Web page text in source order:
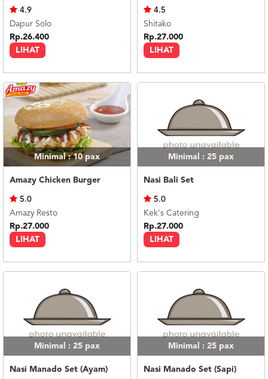
LIHAT
4.9
Dapur Solo
Rp.26.400
LIHAT
4.5
Shitako
Rp.27.000
Minimal : 10pax
Amazy Chicken Burger
LIHAT
5.0
Amazy Resto
Rp.27.000
Minimal : 25 pax
Nasi Bali Set
LIHAT
5.0
Kek's Catering
Rp.27.000
Minimal : 25 pax
Nasi Manado Set (Ayam)
Minimal : 25 pax
Nasi Manado Set (Sapi)